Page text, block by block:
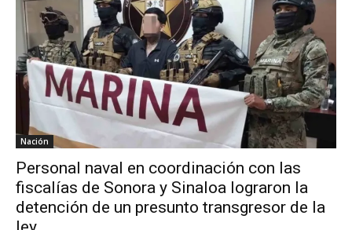
Nación
Personal naval en coordinación con las
fiscalías de Sonora y Sinaloa lograron la
detención de un presunto transgresor de la